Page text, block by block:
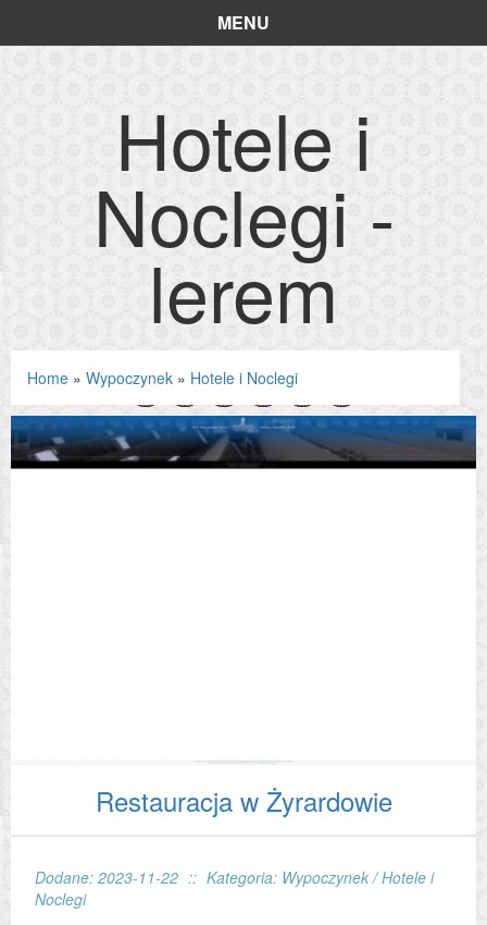
MENU
Hotele i
Noclegi -
lerem
Home » Wypoczynek » Hotele i Noclegi
Restauracja w Żyrardowie
Dodane: 2023-11-22 :: Kategoria: Wypoczynek / Hotele i
Noclegi